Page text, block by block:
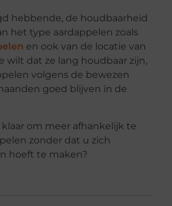
hebbende, de houdbaarheid
het type aardappelen zoals
en ook van de locatie van
wilt dat ze lang houdbaar zijn,
volgens de bewezen
goed blijven in de
om meer afhankelijk te
zonder dat u zich
hoeft te maken?